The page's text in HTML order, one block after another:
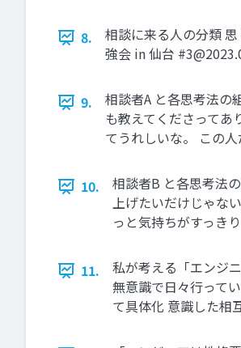
8.
相談に来る⼈の分類
強会 in 仙台 #
9.
相談者A と各思考法
も教えてくださって
てうれしいな。 この
10.
相談者B と各思考法
上げたいだけじゃな
っと気持ちがすっき
11.
私が考える「エンジ
無意識で⽇々⾏って
て具体化 意識した相